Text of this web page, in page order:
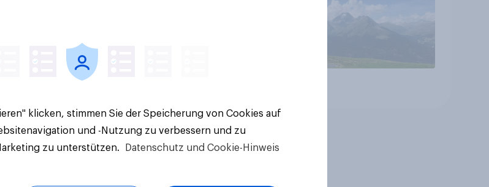
Altersvorsorge
klicken, stimmen Sie der Speicherung von Cookies auf
und -Nutzung zu verbessern und zu
zu unterstützen.
Datenschutz und Cookie-Hinweis